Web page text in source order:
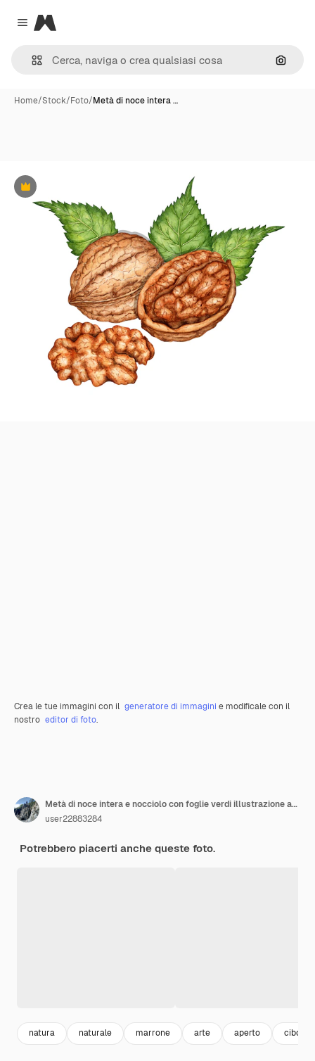
Close menu
Magnific
Cerca
Home/Stock/Foto/Metà di noce intera …
Premium
Crea le tue immagini con il generatore di immagini e modificale con il
nostro editor di foto.
Metà di noce intera e nocciolo con foglie verdi illustrazione ad acquerello isolata dallo sfondo
user22883284
Potrebbero piacerti anche queste foto.
natura naturale marrone arte aperto cibo